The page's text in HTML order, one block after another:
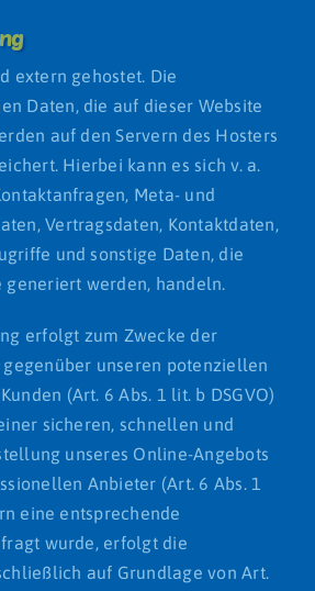
extern gehostet. Die
Daten, die auf dieser Website
auf den Servern des Hosters
Hierbei kann es sich v. a.
Meta- und
Vertragsdaten, Kontaktdaten,
und sonstige Daten, die
generiert werden, handeln.
erfolgt zum Zwecke der
unseren potenziellen
(Art. 6 Abs. 1 lit. b DSGVO)
sicheren, schnellen und
unseres Online-Angebots
Anbieter (Art. 6 Abs. 1
eine entsprechende
wurde, erfolgt die
auf Grundlage von Art.